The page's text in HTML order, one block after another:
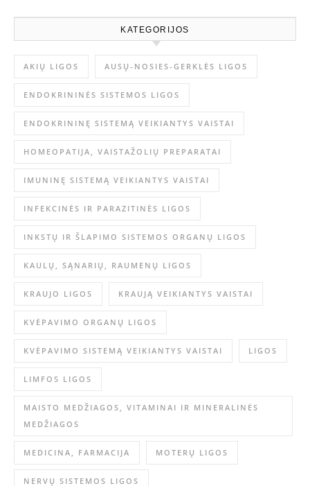
KATEGORIJOS
AKIŲ LIGOS AUSŲ-NOSIES-GERKLĖS LIGOS
ENDOKRININĖS SISTEMOS LIGOS
ENDOKRININĘ SISTEMĄ VEIKIANTYS VAISTAI
HOMEOPATIJA, VAISTAŽOLIŲ PREPARATAI
IMUNINĘ SISTEMĄ VEIKIANTYS VAISTAI
INFEKCINĖS IR PARAZITINĖS LIGOS
INKSTŲ IR ŠLAPIMO SISTEMOS ORGANŲ LIGOS
KAULŲ, SĄNARIŲ, RAUMENŲ LIGOS
KRAUJO LIGOS KRAUJĄ VEIKIANTYS VAISTAI
KVĖPAVIMO ORGANŲ LIGOS
KVĖPAVIMO SISTEMĄ VEIKIANTYS VAISTAI LIGOS
LIMFOS LIGOS
MAISTO MEDŽIAGOS, VITAMINAI IR MINERALINĖS
MEDŽIAGOS
MEDICINA, FARMACIJA MOTERŲ LIGOS
NERVŲ SISTEMOS LIGOS